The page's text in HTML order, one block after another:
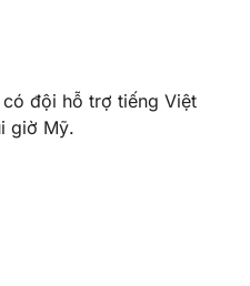
đội hỗ trợ tiếng Việt
giờ Mỹ.